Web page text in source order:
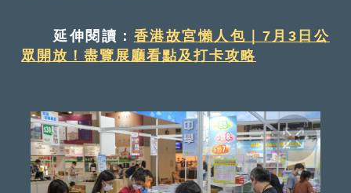
延伸閱讀： 香港故宮懶人包｜7月3日公
眾開放！盡覽展廳看點及打卡攻略